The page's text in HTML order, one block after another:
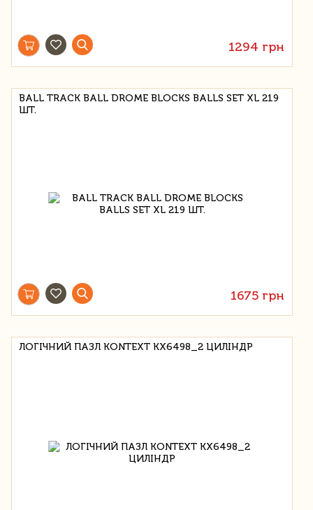
1294 грн
BALL TRACK BALL DROME BLOCKS BALLS SET XL 219
ШТ.
1675 грн
ЛОГІЧНИЙ ПАЗЛ KONTEXT KX6498_2 ЦИЛІНДР